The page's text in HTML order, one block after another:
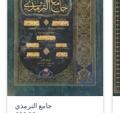
جامع الترمذي